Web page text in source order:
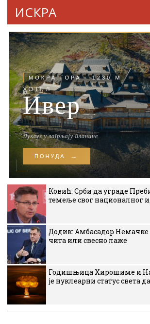
ИСКРА
Ковић: Срби да уграде
темеље свог националног
Додик: Амбасадор Немачке
чита или свесно лаже
Годишњица Хирошиме и
је нуклеарни статус света